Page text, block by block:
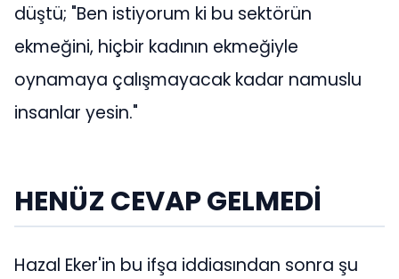
düştü; "Ben istiyorum ki bu sektörün
ekmeğini, hiçbir kadının ekmeğiyle
oynamaya çalışmayacak kadar namuslu
insanlar yesin."
HENÜZ CEVAP GELMEDİ
Hazal Eker'in bu ifşa iddiasından sonra şu